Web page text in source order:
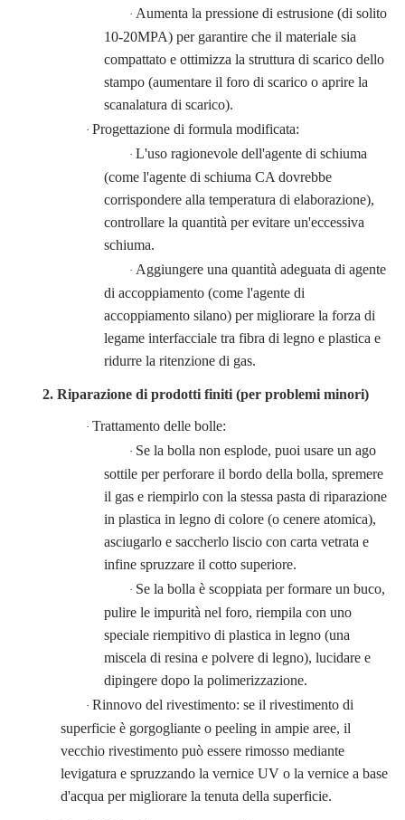
· Aumenta la pressione di estrusione (di solito
10-20MPA) per garantire che il materiale sia
compattato e ottimizza la struttura di scarico dello
stampo (aumentare il foro di scarico o aprire la
scanalatura di scarico).
· Progettazione di formula modificata:
· L'uso ragionevole dell'agente di schiuma
(come l'agente di schiuma CA dovrebbe
corrispondere alla temperatura di elaborazione),
controllare la quantità per evitare un'eccessiva
schiuma.
· Aggiungere una quantità adeguata di agente
di accoppiamento (come l'agente di
accoppiamento silano) per migliorare la forza di
legame interfacciale tra fibra di legno e plastica e
ridurre la ritenzione di gas.
2. Riparazione di prodotti finiti (per problemi minori)
· Trattamento delle bolle:
· Se la bolla non esplode, puoi usare un ago
sottile per perforare il bordo della bolla, spremere
il gas e riempirlo con la stessa pasta di riparazione
in plastica in legno di colore (o cenere atomica),
asciugarlo e saccherlo liscio con carta vetrata e
infine spruzzare il cotto superiore.
· Se la bolla è scoppiata per formare un buco,
pulire le impurità nel foro, riempila con uno
speciale riempitivo di plastica in legno (una
miscela di resina e polvere di legno), lucidare e
dipingere dopo la polimerizzazione.
· Rinnovo del rivestimento: se il rivestimento di
superficie è gorgogliante o peeling in ampie aree, il
vecchio rivestimento può essere rimosso mediante
levigatura e spruzzando la vernice UV o la vernice a base
d'acqua per migliorare la tenuta della superficie.